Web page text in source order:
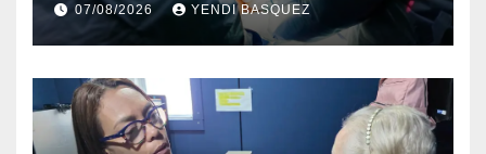
07/08/2026 YENDI BASQUEZ